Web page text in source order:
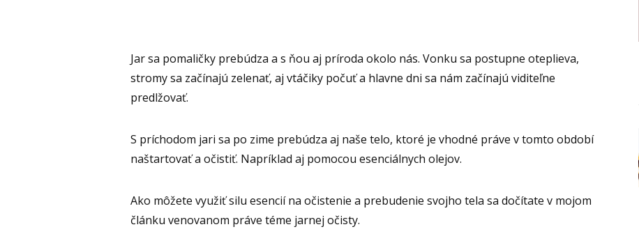
Jar sa pomaličky prebúdza a s ňou aj príroda okolo nás. Vonku sa postupne oteplieva,
stromy sa začínajú zelenať, aj vtáčiky počuť a hlavne dni sa nám začínajú viditeľne
predlžovať.
S príchodom jari sa po zime prebúdza aj naše telo, ktoré je vhodné práve v tomto období
naštartovať a očistiť. Napríklad aj pomocou esenciálnych olejov.
Ako môžete využiť silu esencií na očistenie a prebudenie svojho tela sa dočítate v mojom
článku venovanom práve téme jarnej očisty.